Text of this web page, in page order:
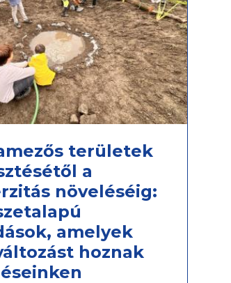
területek
a
növeléséig:
amelyek
hoznak